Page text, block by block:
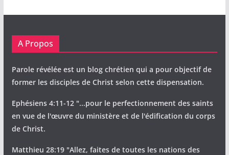
A Propos
Parole révélée est un blog chrétien qui a pour objectif de
former les disciples de Christ selon cette dispensation.
Ephésiens 4:11-12 "...pour le perfectionnement des saints
en vue de l'œuvre du ministère et de l'édification du corps
de Christ.
Matthieu 28:19 "Allez, faites de toutes les nations des